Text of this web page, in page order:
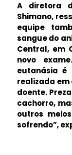
A diretora
Shimano,
equipe
sangue do
Central, em
novo
eutanásia é
realizada
doente.
cachorro,
outros
sofrendo”,